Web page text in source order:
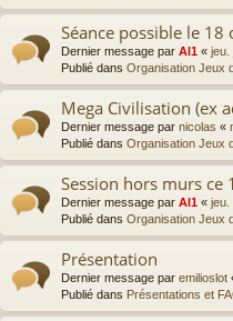
Séance possible le
Dernier message par Al1 « jeu.
Publié dans Organisation Jeux
Mega Civilisation (ex
Dernier message par nicolas «
Publié dans Organisation Jeux
Session hors murs ce
Dernier message par Al1 « jeu.
Publié dans Organisation Jeux
Présentation
Dernier message par emilioslot
Publié dans Présentations et